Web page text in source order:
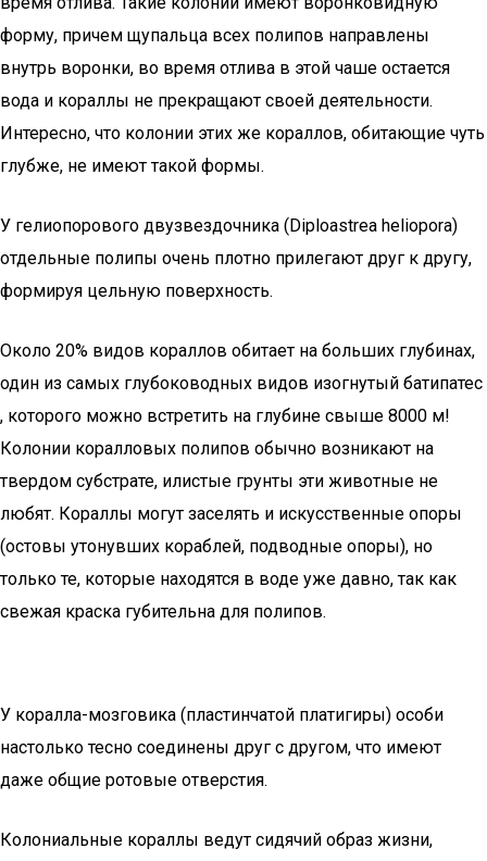
форму, причем щупальца всех полипов направлены
внутрь воронки, во время отлива в этой чаше остается
вода и кораллы не прекращают своей деятельности.
Интересно, что колонии этих же кораллов, обитающие чуть
глубже, не имеют такой формы.
У гелиопорового двузвездочника (Diploastrea heliopora)
отдельные полипы очень плотно прилегают друг к другу,
формируя цельную поверхность.
Около 20% видов кораллов обитает на больших глубинах,
один из самых глубоководных видов изогнутый батипатес
, которого можно встретить на глубине свыше 8000 м!
Колонии коралловых полипов обычно возникают на
твердом субстрате, илистые грунты эти животные не
любят. Кораллы могут заселять и искусственные опоры
(остовы утонувших кораблей, подводные опоры), но
только те, которые находятся в воде уже давно, так как
свежая краска губительна для полипов.
У коралла-мозговика (пластинчатой платигиры) особи
настолько тесно соединены друг с другом, что имеют
даже общие ротовые отверстия.
Колониальные кораллы ведут сидячий образ жизни,